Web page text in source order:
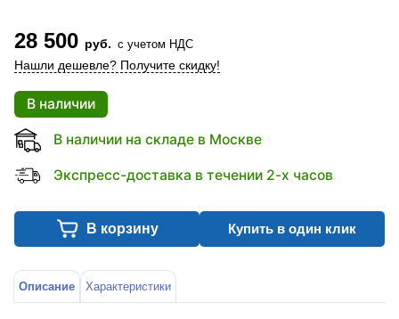
28 500 руб. с учетом НДС
Нашли дешевле? Получите скидку!
В наличии
В наличии на складе в Москве
Экспресс-доставка в течении 2-х часов
В корзину Купить в один клик
Описание Характеристики